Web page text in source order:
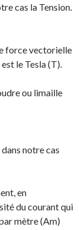
cas la Tension.
force vectorielle
le Tesla (T).
ou limaille
notre cas
en
du courant qui
mètre (Am)